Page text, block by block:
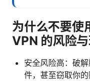
为什么不要使
VPN 的风险与
安全风险高：破
件，甚至窃取你的